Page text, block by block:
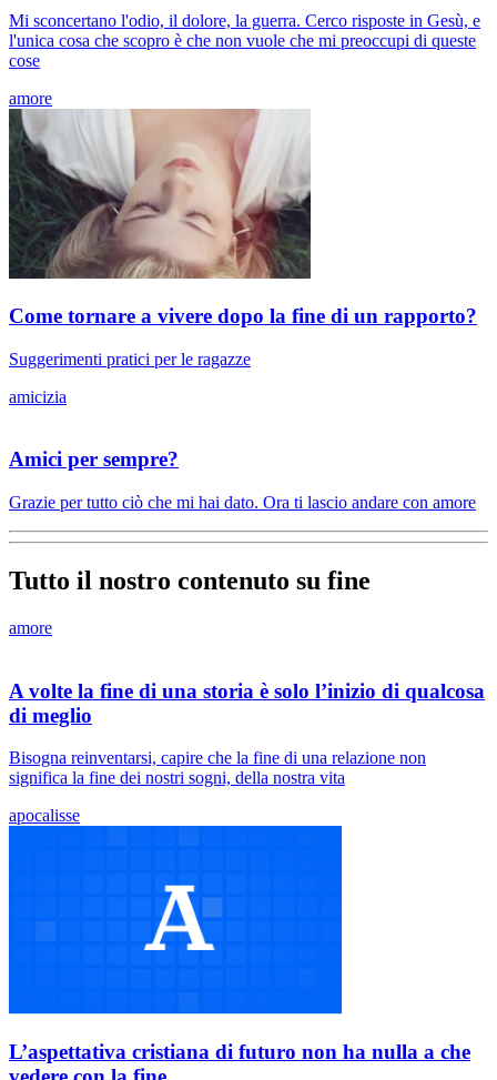
Mi sconcertano l'odio, il dolore, la guerra. Cerco risposte in Gesù, e
l'unica cosa che scopro è che non vuole che mi preoccupi di queste
cose
amore
Come tornare a vivere dopo la fine di un rapporto?
Suggerimenti pratici per le ragazze
amicizia
Amici per sempre?
Grazie per tutto ciò che mi hai dato. Ora ti lascio andare con amore
Tutto il nostro contenuto su fine
amore
A volte la fine di una storia è solo l’inizio di qualcosa
di meglio
Bisogna reinventarsi, capire che la fine di una relazione non
significa la fine dei nostri sogni, della nostra vita
apocalisse
L’aspettativa cristiana di futuro non ha nulla a che